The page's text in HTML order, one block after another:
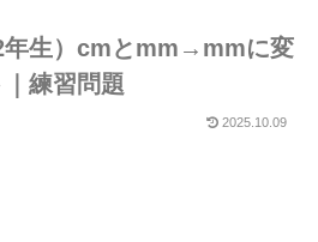
年生）cmとmm→mmに変
練習問題
2025.10.09